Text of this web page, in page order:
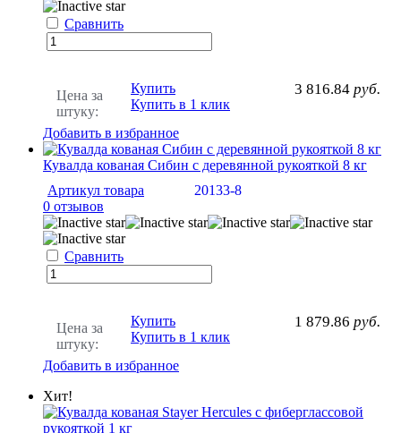
Сравнить
Цена за
штуку:
3 816.84 руб.
Купить
Купить в 1 клик
Добавить в избранное
Кувалда кованая Сибин с деревянной рукояткой 8 кг
Артикул товара
20133-8
0 отзывов
Сравнить
Цена за
штуку:
1 879.86 руб.
Купить
Купить в 1 клик
Добавить в избранное
Хит!